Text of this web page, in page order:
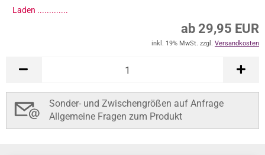
Laden .............
ab 29,95 EUR
inkl. 19% MwSt. zzgl. Versandkosten
Sonder- und Zwischengrößen auf Anfrage
Allgemeine Fragen zum Produkt